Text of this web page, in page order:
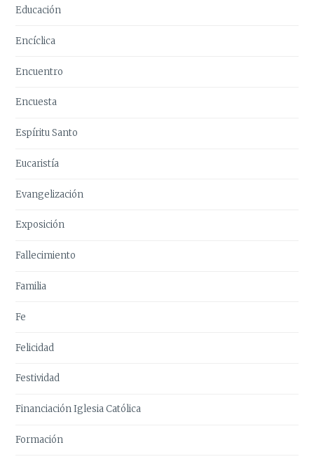
Educación
Encíclica
Encuentro
Encuesta
Espíritu Santo
Eucaristía
Evangelización
Exposición
Fallecimiento
Familia
Fe
Felicidad
Festividad
Financiación Iglesia Católica
Formación